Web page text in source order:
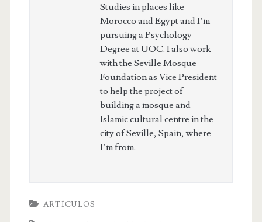
Studies in places like
Morocco and Egypt and I’m
pursuing a Psychology
Degree at UOC. I also work
with the Seville Mosque
Foundation as Vice President
to help the project of
building a mosque and
Islamic cultural centre in the
city of Seville, Spain, where
I’m from.
ARTÍCULOS